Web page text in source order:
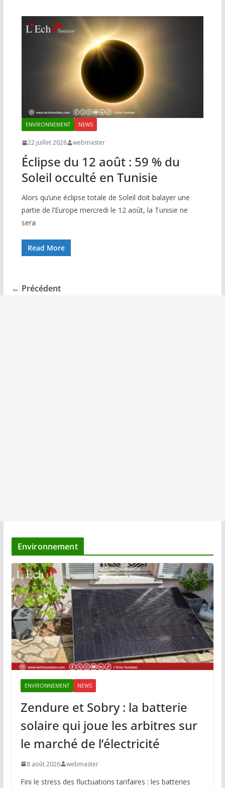
ENVIRONNEMENT NEWS
22 juillet 2026 webmaster
Éclipse du 12 août : 59 % du
Soleil occulté en Tunisie
Alors qu’une éclipse totale de Soleil doit balayer une
partie de l’Europe mercredi le 12 août, la Tunisie ne
sera
Read More
← Précédent
Environnement
ENVIRONNEMENT NEWS
Zendure et Sobry : la batterie
solaire qui joue les arbitres sur
le marché de l’électricité
8 août 2026 webmaster
Fini le stress des fluctuations tarifaires : les batteries